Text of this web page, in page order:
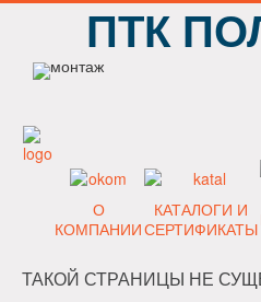
ПТК
О
КОМПАНИИ
КАТАЛОГИ И
СЕРТИФИКАТЫ
ТАКОЙ СТРАНИЦЫ НЕ